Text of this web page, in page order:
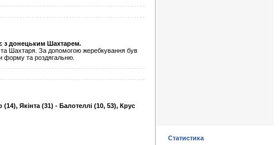
з донецьким Шахтарем.
та Шахтаря. За допомогою жеребкування був
форму та роздягальню.
Якінта (31) - Балотеллі (10, 53), Крус
Статистика